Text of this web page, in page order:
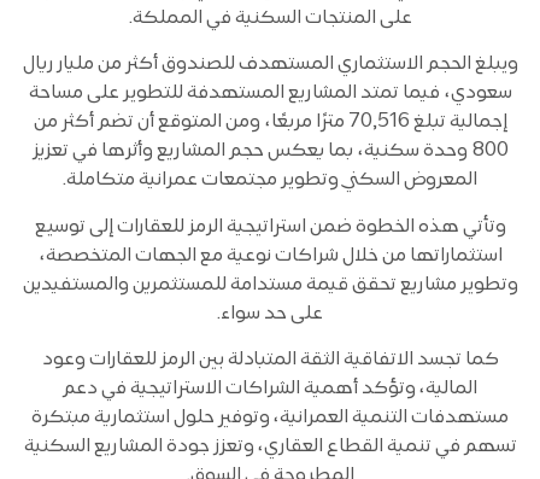
على المنتجات السكنية في المملكة.
ويبلغ الحجم الاستثماري المستهدف للصندوق أكثر من مليار ريال
سعودي، فيما تمتد المشاريع المستهدفة للتطوير على مساحة
إجمالية تبلغ 70,516 مترًا مربعًا، ومن المتوقع أن تضم أكثر من
800 وحدة سكنية، بما يعكس حجم المشاريع وأثرها في تعزيز
المعروض السكني وتطوير مجتمعات عمرانية متكاملة.
وتأتي هذه الخطوة ضمن استراتيجية الرمز للعقارات إلى توسيع
استثماراتها من خلال شراكات نوعية مع الجهات المتخصصة،
وتطوير مشاريع تحقق قيمة مستدامة للمستثمرين والمستفيدين
على حد سواء.
كما تجسد الاتفاقية الثقة المتبادلة بين الرمز للعقارات وعود
المالية، وتؤكد أهمية الشراكات الاستراتيجية في دعم
مستهدفات التنمية العمرانية، وتوفير حلول استثمارية مبتكرة
تسهم في تنمية القطاع العقاري، وتعزز جودة المشاريع السكنية
المطروحة في السوق.